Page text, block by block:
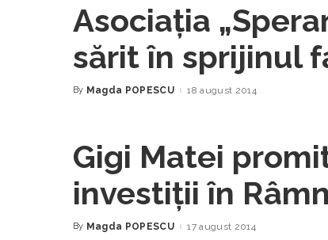
Asociaţia
sărit în sprijinul
Stoeneşti
Posted
By Magda POPESCU 18 august 2014
Gigi Matei
investiţii în
Posted
By Magda POPESCU 17 august 2014